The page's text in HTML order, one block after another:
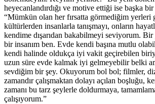
heyecanlandırdığı ve motive ettiği ise başka bir
“Mümkün olan her fırsatta görmediğim yerleri
kültürlerden insanlarla tanışmayı, onların
kendime dışarıdan bakabilmeyi seviyorum. Bir
bir insanım ben. Evde kendi başına mutlu
kendi halinde oldukça iyi vakit geçirebilen
uzun süre evde kalmak iyi gelmeyebilir belki
sevdiğim bir şey. Okuyorum bol bol; filmler,
zamandır çalışmaktan dolayı açılan boşluğu,
zamanı bu tarz şeylerle doldurmaya,
çalışıyorum.”